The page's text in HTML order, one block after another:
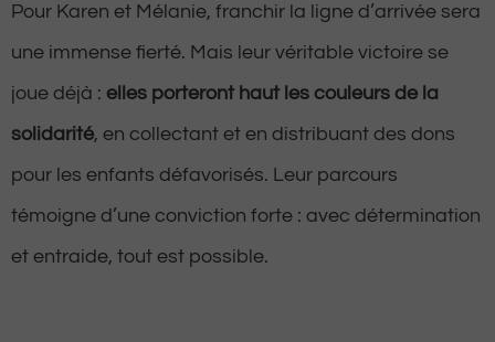
Pour Karen et Mélanie, franchir la ligne d’arrivée sera
une immense fierté. Mais leur véritable victoire se
joue déjà : elles porteront haut les couleurs de la
solidarité, en collectant et en distribuant des dons
pour les enfants défavorisés. Leur parcours
témoigne d’une conviction forte : avec détermination
et entraide, tout est possible.